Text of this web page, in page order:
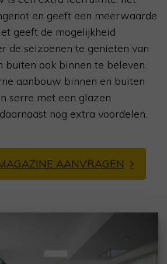
en geeft een meerwaarde
geeft de mogelijkheid
de seizoenen te genieten van
buiten ook binnen te beleven.
aanbouw binnen en buiten
serre met een glazen
nog extra voordelen.
AANVRAGEN